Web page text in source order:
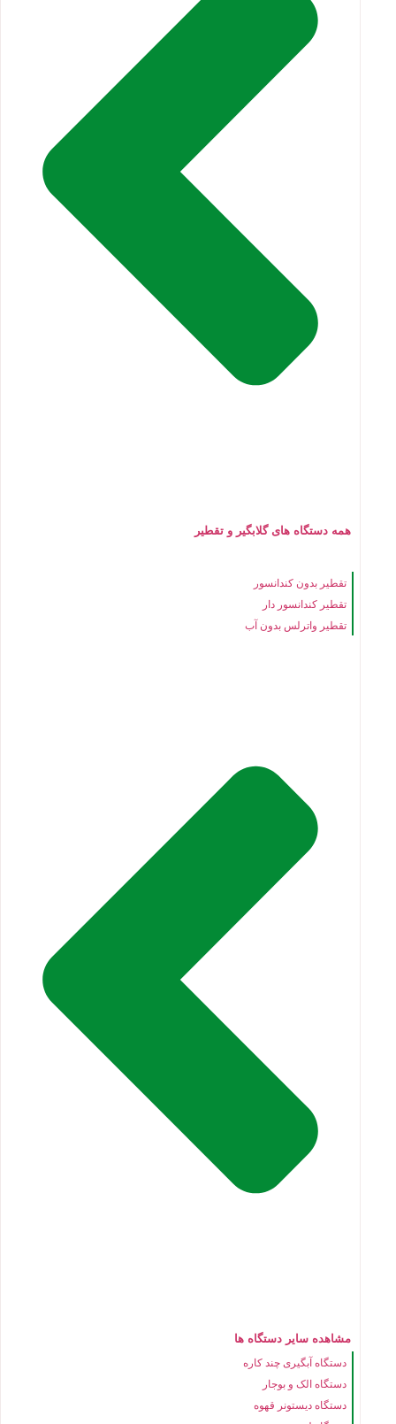
همه دستگاه های گلابگیر و تقطیر
تقطیر بدون کندانسور
تقطیر کندانسور دار
تقطیر واترلس بدون آب
مشاهده سایر دستگاه ها
دستگاه آبگیری چند کاره
دستگاه الک و بوجار
دستگاه دیستونر قهوه